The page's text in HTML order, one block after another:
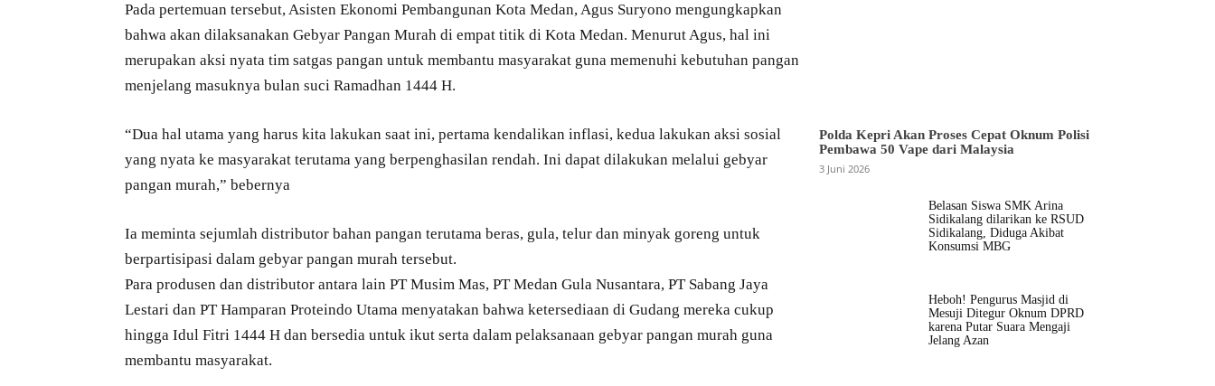
Pada pertemuan tersebut, Asisten Ekonomi Pembangunan Kota Medan, Agus Suryono mengungkapkan
bahwa akan dilaksanakan Gebyar Pangan Murah di empat titik di Kota Medan. Menurut Agus, hal ini
merupakan aksi nyata tim satgas pangan untuk membantu masyarakat guna memenuhi kebutuhan pangan
menjelang masuknya bulan suci Ramadhan 1444 H.
“Dua hal utama yang harus kita lakukan saat ini, pertama kendalikan inflasi, kedua lakukan aksi sosial
yang nyata ke masyarakat terutama yang berpenghasilan rendah. Ini dapat dilakukan melalui gebyar
pangan murah,” bebernya
Ia meminta sejumlah distributor bahan pangan terutama beras, gula, telur dan minyak goreng untuk
berpartisipasi dalam gebyar pangan murah tersebut.
Para produsen dan distributor antara lain PT Musim Mas, PT Medan Gula Nusantara, PT Sabang Jaya
Lestari dan PT Hamparan Proteindo Utama menyatakan bahwa ketersediaan di Gudang mereka cukup
hingga Idul Fitri 1444 H dan bersedia untuk ikut serta dalam pelaksanaan gebyar pangan murah guna
membantu masyarakat.
Polda Kepri Akan Proses Cepat Oknum Polisi
Pembawa 50 Vape dari Malaysia
3 Juni 2026
Belasan Siswa SMK Arina
Sidikalang dilarikan ke RSUD
Sidikalang, Diduga Akibat
Konsumsi MBG
Heboh! Pengurus Masjid di
Mesuji Ditegur Oknum DPRD
karena Putar Suara Mengaji
Jelang Azan